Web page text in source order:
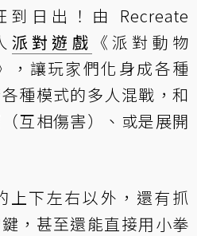
日出！由 Recreate
派對遊戲 《派對動物
，讓玩家們化身成各種
種模式的多人混戰，和
互相傷害）、或是展開
上下左右以外，還有抓
，甚至還能直接用小拳